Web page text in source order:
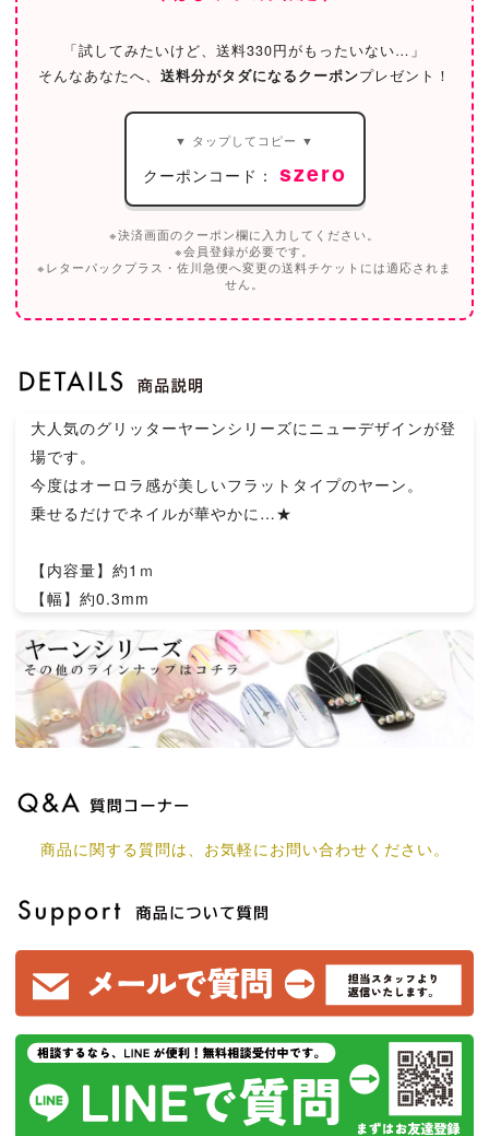
「試してみたいけど、送料330円がもったいない…」
そんなあなたへ、 送料分がタダになるクーポンプレゼント！
▼ タップしてコピー ▼
クーポンコード： szero
※決済画面のクーポン欄に入力してください。
※会員登録が必要です。
※レターパックプラス・佐川急便へ変更の送料チケットには適応されま
せん。
大人気のグリッターヤーンシリーズにニューデザインが登
場です。
今度はオーロラ感が美しいフラットタイプのヤーン。
乗せるだけでネイルが華やかに…★
【内容量】約1ｍ
【幅】約0.3mm
商品に関する質問は、お気軽にお問い合わせください。